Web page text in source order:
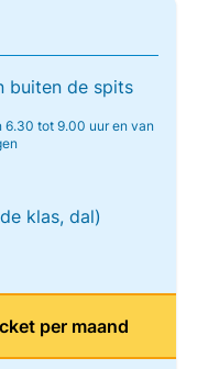
buiten de spits
6.30 tot 9.00 uur en van
klas, dal)
per maand